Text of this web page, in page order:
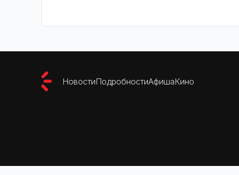
НовостиПодробностиАфишаКино